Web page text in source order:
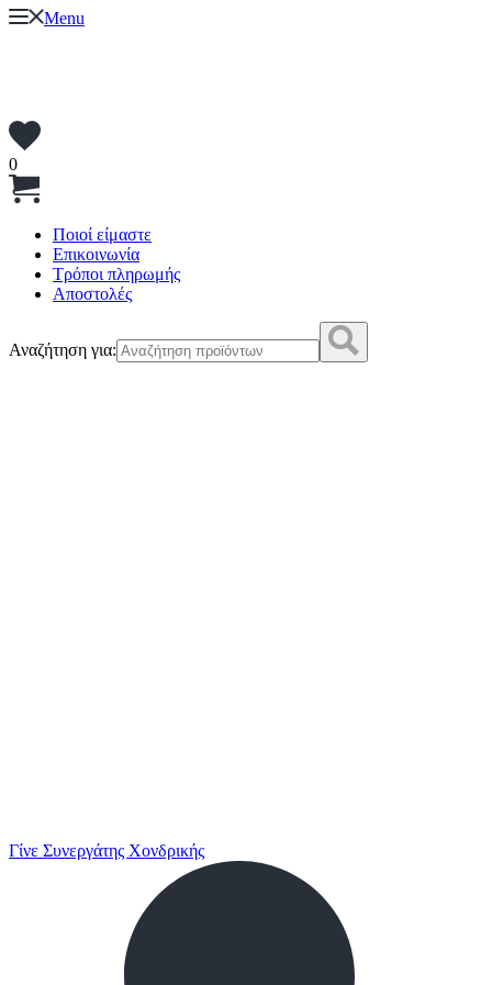
Menu
0
Ποιοί είμαστε
Επικοινωνία
Τρόποι πληρωμής
Αποστολές
Αναζήτηση για:
Γίνε Συνεργάτης Χονδρικής